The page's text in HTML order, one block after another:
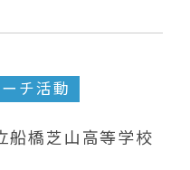
チ活動
船橋芝山高等学校